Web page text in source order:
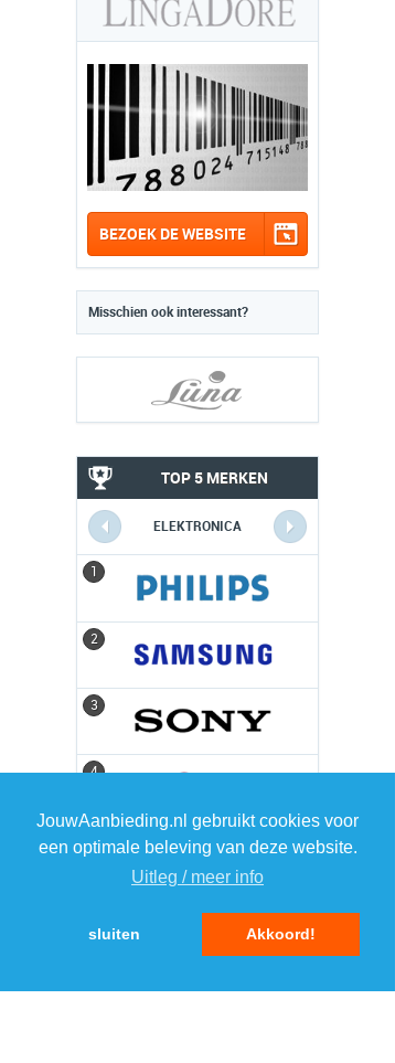
JouwAanbieding.nl gebruikt cookies voor
een optimale beleving van deze website.
Uitleg / meer info
sluiten Akkoord!
BEZOEK DE WEBSITE
Misschien ook interessant?
TOP 5 MERKEN
ELEKTRONICA
1
2
3
4
5
4
5